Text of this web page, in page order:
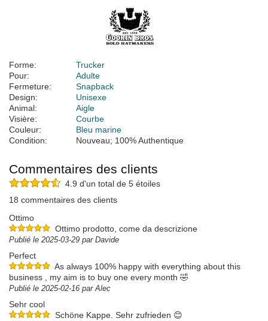
Forme:
Trucker
Pour:
Adulte
Fermeture:
Snapback
Design:
Unisexe
Animal:
Aigle
Visière:
Courbe
Couleur:
Bleu marine
Condition:
Nouveau; 100% Authentique
Commentaires des clients
4.9 d'un total de 5 étoiles
18 commentaires des clients
Ottimo
Ottimo prodotto, come da descrizione
Publié le 2025-03-29 par Davide
Perfect
As always 100% happy with everything about this
business , my aim is to buy one every month 🤣
Publié le 2025-02-16 par Alec
Sehr cool
Schöne Kappe. Sehr zufrieden 😊